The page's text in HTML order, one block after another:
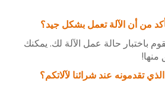
الآلة تعمل بشكل جيد؟
حالة عمل الآلة لك. يمكنك
عند شرائنا لآلاتكم؟